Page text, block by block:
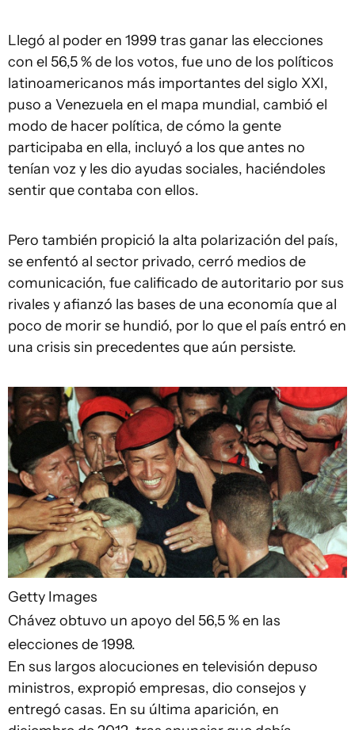
Llegó al poder en 1999 tras ganar las elecciones
con el 56,5 % de los votos, fue uno de los políticos
latinoamericanos más importantes del siglo XXI,
puso a Venezuela en el mapa mundial, cambió el
modo de hacer política, de cómo la gente
participaba en ella, incluyó a los que antes no
tenían voz y les dio ayudas sociales, haciéndoles
sentir que contaba con ellos.
Pero también propició la alta polarización del país,
se enfentó al sector privado, cerró medios de
comunicación, fue calificado de autoritario por sus
rivales y afianzó las bases de una economía que al
poco de morir se hundió, por lo que el país entró en
una crisis sin precedentes que aún persiste.
Getty Images
Chávez obtuvo un apoyo del 56,5 % en las
elecciones de 1998.
En sus largos alocuciones en televisión depuso
ministros, expropió empresas, dio consejos y
entregó casas. En su última aparición, en